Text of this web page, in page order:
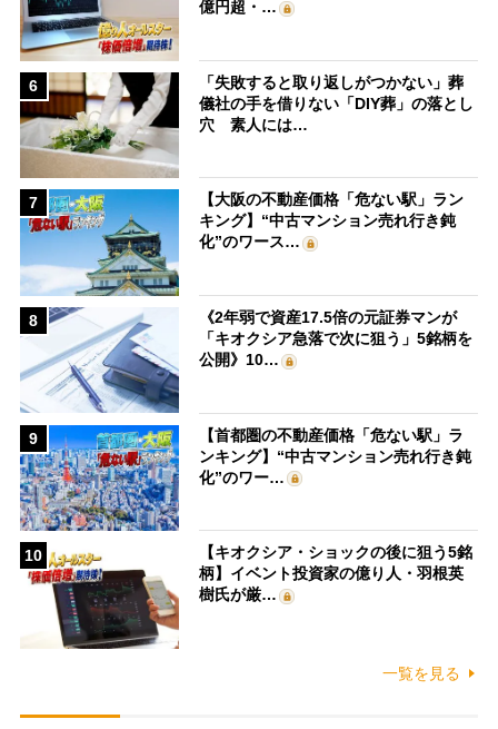
億円超・…
6
「失敗すると取り返しがつかない」葬
儀社の手を借りない「DIY葬」の落とし
穴 素人には…
7
【大阪の不動産価格「危ない駅」ラン
キング】“中古マンション売れ行き鈍
化”のワース…
8
《2年弱で資産17.5倍の元証券マンが
「キオクシア急落で次に狙う」5銘柄を
公開》10…
9
【首都圏の不動産価格「危ない駅」ラ
ンキング】“中古マンション売れ行き鈍
化”のワー…
10
【キオクシア・ショックの後に狙う5銘
柄】イベント投資家の億り人・羽根英
樹氏が厳…
一覧を見る